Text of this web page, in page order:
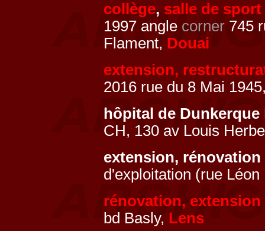
collège, salle de
1997 angle corner 745
Flament, Douai
extension,
2016 rue du 8 Mai
hôpital de Dunkerque
CH, 130 av Louis
extension,
d'exploitation (rue
rénovation,
bd Basly, Lens